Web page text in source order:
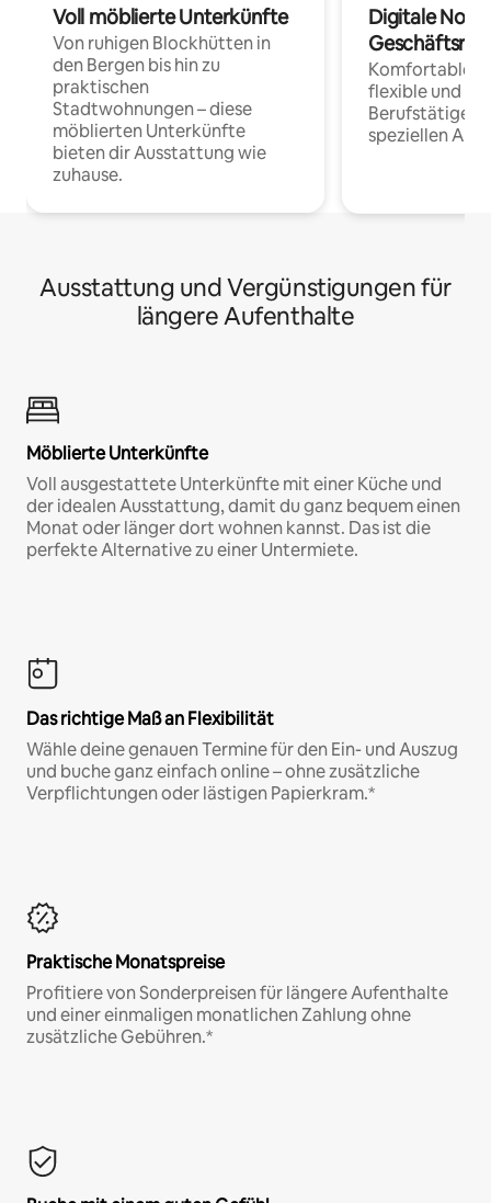
Voll möblierte Unterkünfte
Von ruhigen Blockhütten in
den Bergen bis hin zu
praktischen
Stadtwohnungen – diese
möblierten Unterkünfte
bieten dir Ausstattung wie
zuhause.
Digitale
Komfortable
flexible und
Berufstätige
speziellen
Ausstattung und Vergünstigungen für
längere Aufenthalte
Möblierte Unterkünfte
Voll ausgestattete Unterkünfte mit einer Küche und
der idealen Ausstattung, damit du ganz bequem einen
Monat oder länger dort wohnen kannst. Das ist die
perfekte Alternative zu einer Untermiete.
Das richtige Maß an Flexibilität
Wähle deine genauen Termine für den Ein- und Auszug
und buche ganz einfach online – ohne zusätzliche
Verpflichtungen oder lästigen Papierkram.*
Praktische Monatspreise
Profitiere von Sonderpreisen für längere Aufenthalte
und einer einmaligen monatlichen Zahlung ohne
zusätzliche Gebühren.*